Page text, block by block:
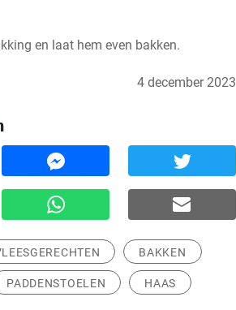
en laat hem even bakken.
4 december 2023
BAKKEN
PADDENSTOELEN HAAS